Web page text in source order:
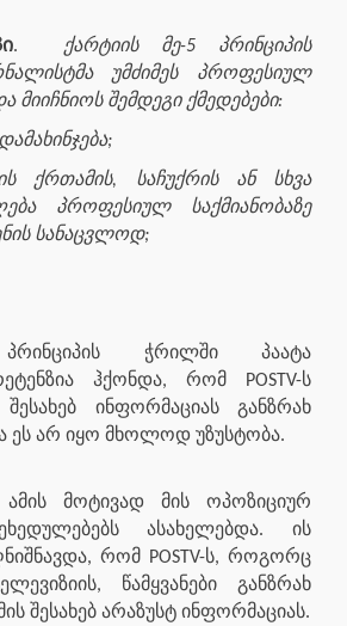
.
ქარტიის მე-5 პრინციპის
უმძიმეს პროფესიულ
მიიჩნიოს შემდეგი ქმედებები:
ქრთამის, საჩუქრის ან სხვა
პროფესიულ საქმიანობაზე
სანაცვლოდ;
ჭრილში პაატა
ჰქონდა, რომ POSTV-ს
შესახებ ინფორმაციას განზრახ
ეს არ იყო მხოლოდ უზუსტობა.
ამის მოტივად მის ოპოზიციურ
ასახელებდა. ის
რომ POSTV-ს, როგორც
წამყვანები განზრახ
შესახებ არაზუსტ ინფორმაციას.